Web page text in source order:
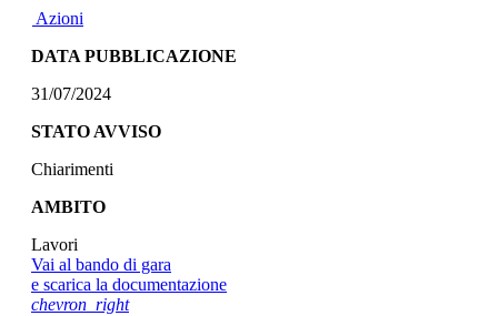
Azioni
DATA PUBBLICAZIONE
31/07/2024
STATO AVVISO
Chiarimenti
AMBITO
Lavori
Vai al bando di gara
e scarica la documentazione
chevron_right